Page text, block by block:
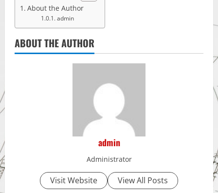
About the Author
admin
ABOUT THE AUTHOR
admin
Administrator
Visit Website View All Posts